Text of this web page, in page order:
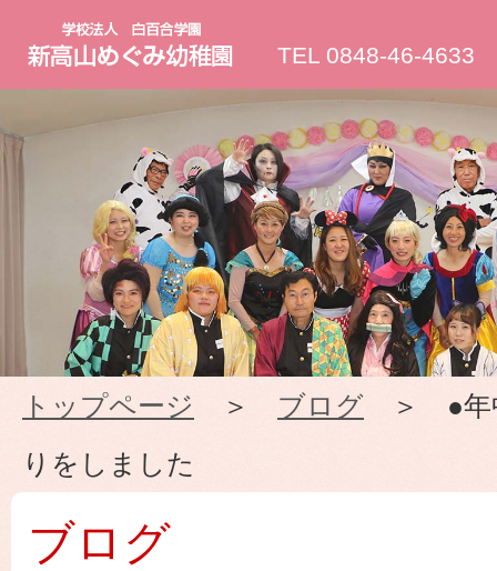
新
高
山
め
ぐ
み
幼
稚
TEL 0848-46-4633
トップページ ＞ ブログ ＞ ●年
りをしました
ブログ